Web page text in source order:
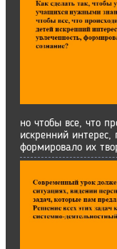
но чтобы все, что
искренний интерес,
формировало их